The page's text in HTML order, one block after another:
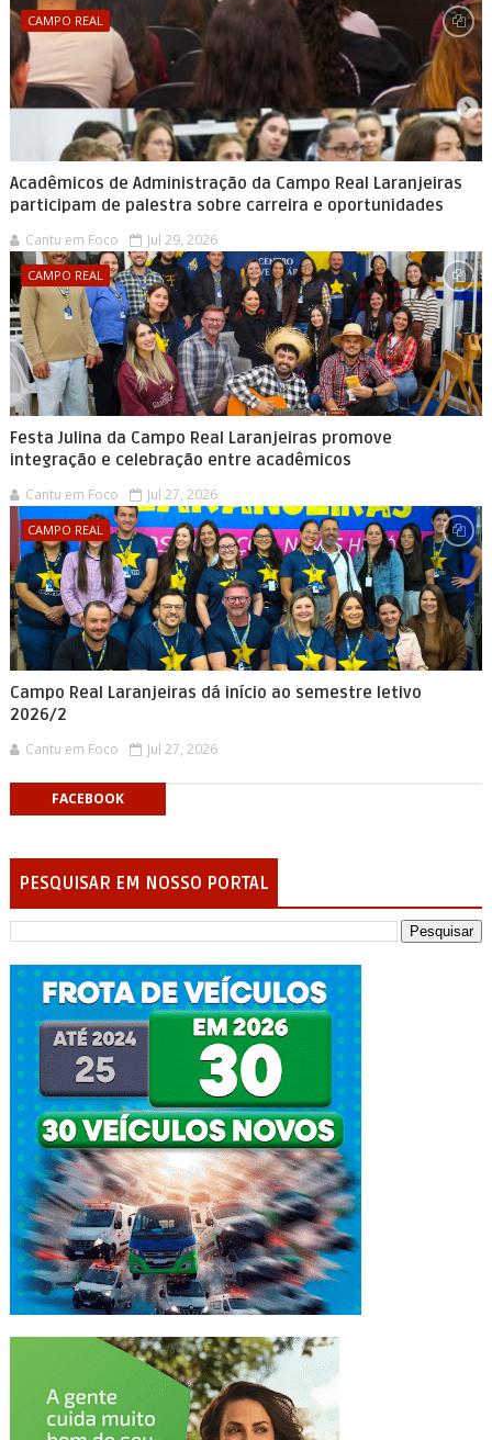
CAMPO REAL
Acadêmicos de Administração da Campo Real Laranjeiras
participam de palestra sobre carreira e oportunidades
Cantu em Foco Jul 29, 2026
CAMPO REAL
Festa Julina da Campo Real Laranjeiras promove
integração e celebração entre acadêmicos
Cantu em Foco Jul 27, 2026
CAMPO REAL
Campo Real Laranjeiras dá início ao semestre letivo
2026/2
Cantu em Foco Jul 27, 2026
FACEBOOK
PESQUISAR EM NOSSO PORTAL